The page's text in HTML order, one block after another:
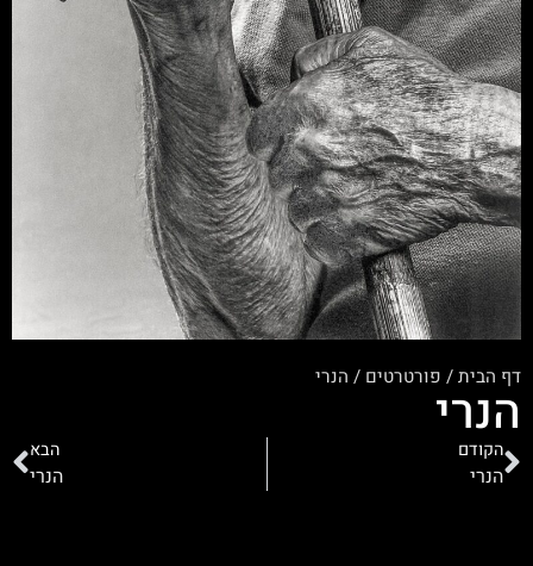
דף הבית/ פורטרטים / הנרי
הנרי
הקודם
הנרי
הבא
הנרי